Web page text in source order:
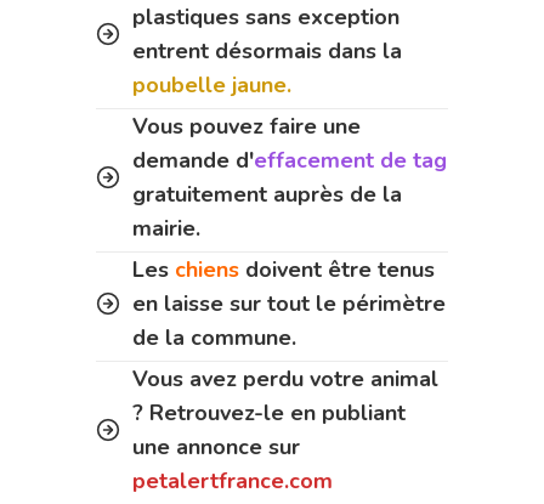
plastiques sans exception
entrent désormais dans la
poubelle jaune.
Vous pouvez faire une
demande d'effacement de tag
gratuitement auprès de la
mairie.
Les chiens doivent être tenus
en laisse sur tout le périmètre
de la commune.
Vous avez perdu votre animal
? Retrouvez-le en publiant
une annonce sur
petalertfrance.com